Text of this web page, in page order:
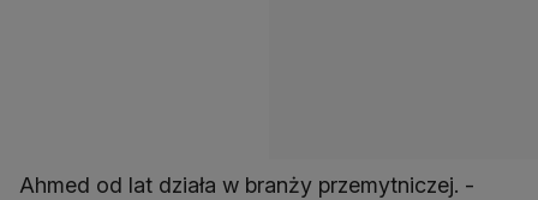
Ahmed od lat działa w branży przemytniczej. -